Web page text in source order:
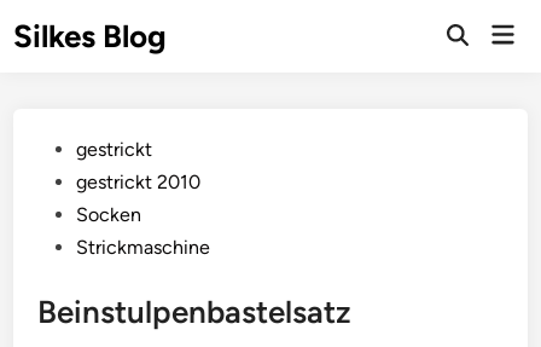
toSilkes Blog
Postedgestrickt
gestrickt 2010
Socken
Strickmaschine
Beinstulpenbastelsatz